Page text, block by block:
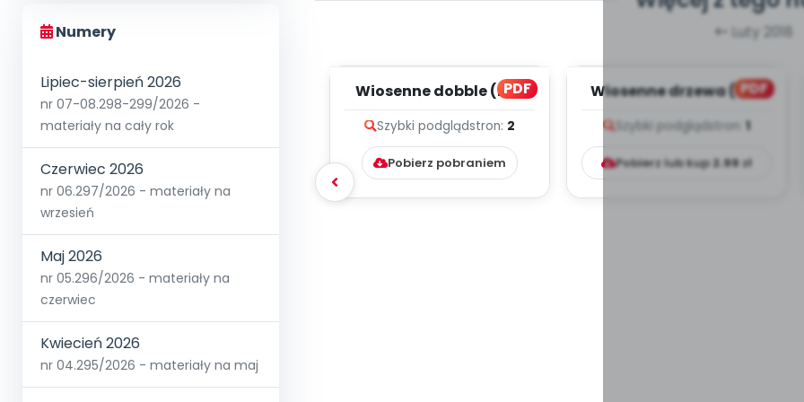
Numery
Lipiec-sierpień 2026
nr 07-08.298-299/2026 -
materiały na cały rok
Czerwiec 2026
nr 06.297/2026 - materiały na
wrzesień
Maj 2026
nr 05.296/2026 - materiały na
czerwiec
Kwiecień 2026
nr 04.295/2026 - materiały na maj
Luty 2018
PDF
Wiosenne dobble (PD)
Szybki podglądstron: 2
Pobierz pobraniem
PDF
Wiosenne drzewa (PD)
Szybki podglądstron: 1
Pobierz lub kup2.99zł